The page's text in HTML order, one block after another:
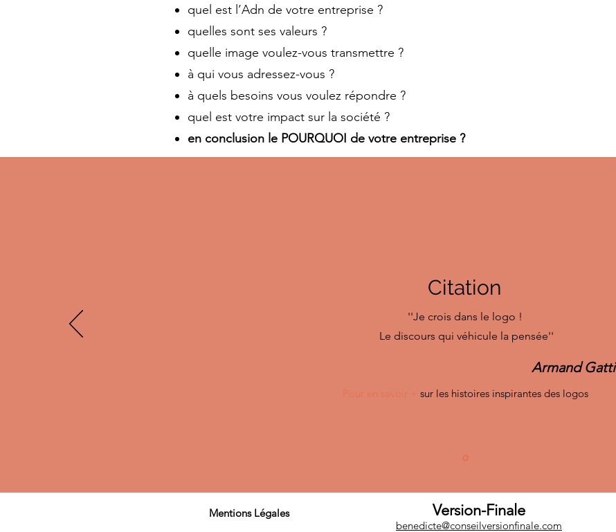
quel est l’Adn de votre entreprise ?
quelles sont ses valeurs ?
quelle image voulez-vous transmettre ?
à qui vous adressez-vous ?
à quels besoins vous voulez répondre ?
quel est votre impact sur la société ?
en conclusion le POURQUOI de votre entreprise ?
Citation
''Je crois dans le logo !
Le discours qui véhicule la pensée''
Armand Gatti
Pour en savoir + sur les histoires inspirantes des logos
Mentions Légales Version-Finale
benedicte@conseilversionfinale.com